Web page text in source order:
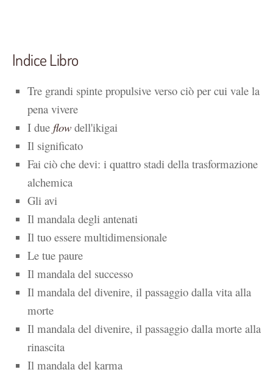
Indice Libro
Tre grandi spinte propulsive verso ciò per cui vale la
pena vivere
I due flow dell'ikigai
Il significato
Fai ciò che devi: i quattro stadi della trasformazione
alchemica
Gli avi
Il mandala degli antenati
Il tuo essere multidimensionale
Le tue paure
Il mandala del successo
Il mandala del divenire, il passaggio dalla vita alla
morte
Il mandala del divenire, il passaggio dalla morte alla
rinascita
Il mandala del karma